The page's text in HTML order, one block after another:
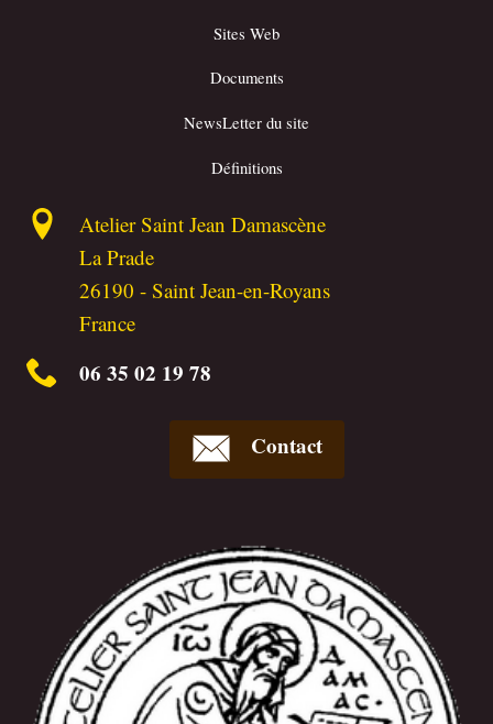
Sites Web
Documents
NewsLetter du site
Définitions
Atelier Saint Jean Damascène
La Prade
26190 -Saint Jean-en-Royans
France
06 35 02 19 78
Contact